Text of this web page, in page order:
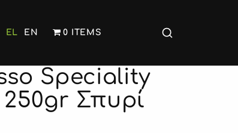
EL EN 0 ITEMS
Speciality
Σπυρί